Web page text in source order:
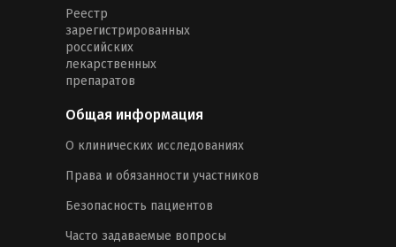
Реестр
зарегистрированных
российских
лекарственных
препаратов
Общая информация
О клинических исследованиях
Права и обязанности участников
Безопасность пациентов
Часто задаваемые вопросы